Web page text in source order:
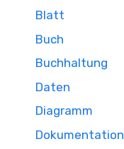
Blatt
Buch
Buchhaltung
Daten
Diagramm
Dokumentation